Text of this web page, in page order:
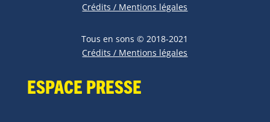
Crédits / Mentions légales
Tous en sons © 2018-2021
Crédits / Mentions légales
Espace Presse